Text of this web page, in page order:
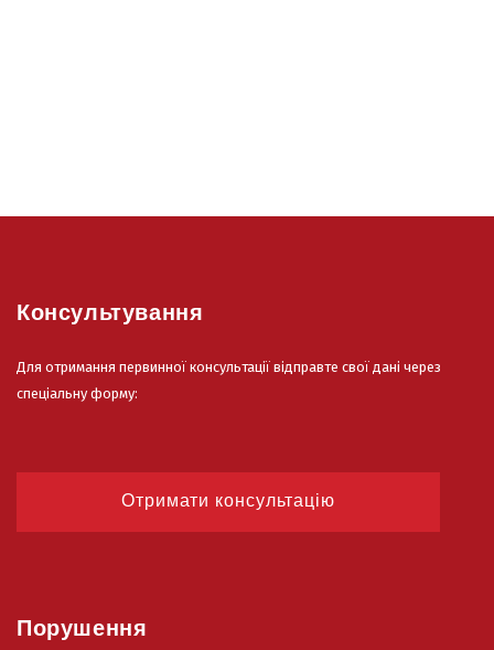
Консультування
Для отримання первинної консультації відправте свої дані через
спеціальну форму:
Отримати консультацію
Порушення